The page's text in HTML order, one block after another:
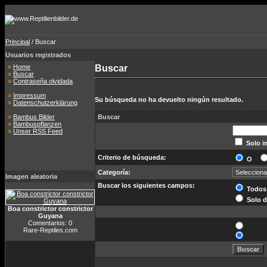
Principal / Buscar
Usuarios registrados
» Home
» Buscar
» Contraseña olvidada
» Impressum
» Datenschutzerklärung
» Bambus Bilder
» Bambuspflanzen
» Unser RSS Feed
Imagen aleatoria
Boa constrictor constrictor
Guyana
Comentarios: 0
Rare-Reptiles.com
Buscar
Su búsqueda no ha devuelto ningún resultado.
Buscar
Solo
Criterio de búsqueda:
O
Categoría:
Buscar los siguientes campos:
Solo